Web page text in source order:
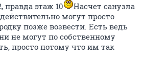
правда этаж 10
Насчет санузла
могут просто
позже возвести. Есть ведь
не могут по собственному
просто потому что им так